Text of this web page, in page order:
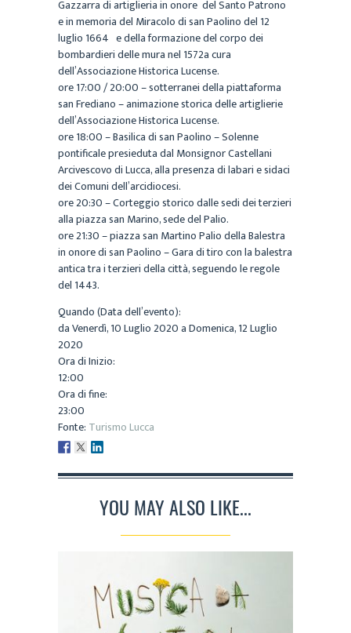
Gazzarra di artiglieria in onore del Santo Patrono
e in memoria del Miracolo di san Paolino del 12
luglio 1664 e della formazione del corpo dei
bombardieri delle mura nel 1572a cura
dell’Associazione Historica Lucense.
ore 17:00 / 20:00 – sotterranei della piattaforma
san Frediano – animazione storica delle artiglierie
dell’Associazione Historica Lucense.
ore 18:00 – Basilica di san Paolino – Solenne
pontificale presieduta dal Monsignor Castellani
Arcivescovo di Lucca, alla presenza di labari e sidaci
dei Comuni dell’arcidiocesi.
ore 20:30 – Corteggio storico dalle sedi dei terzieri
alla piazza san Marino, sede del Palio.
ore 21:30 – piazza san Martino Palio della Balestra
in onore di san Paolino – Gara di tiro con la balestra
antica tra i terzieri della città, seguendo le regole
del 1443.
Quando (Data dell’evento):
daVenerdì, 10 Luglio 2020aDomenica, 12 Luglio
2020
Ora di Inizio:
12:00
Ora di fine:
23:00
Fonte: Turismo Lucca
YOU MAY ALSO LIKE...